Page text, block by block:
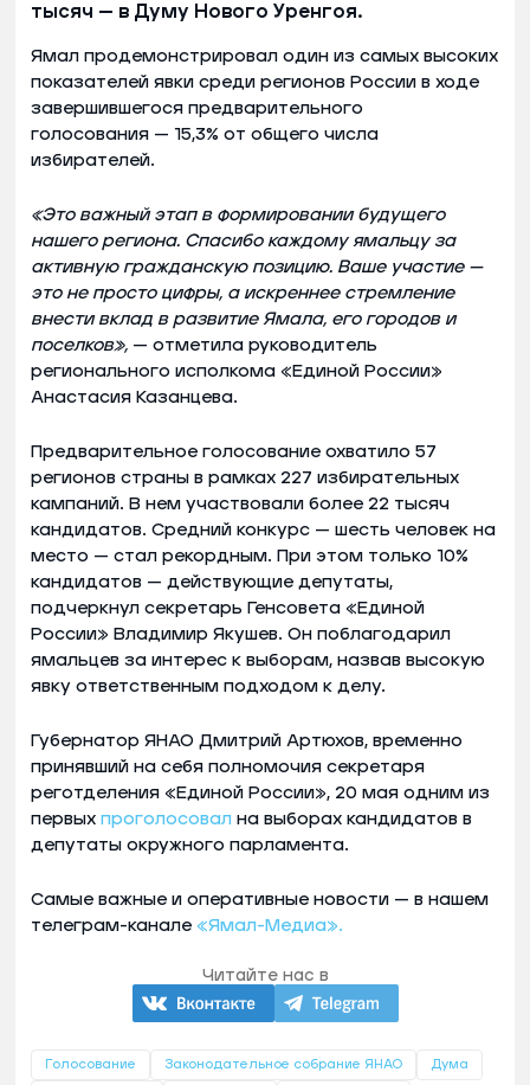
тысяч — в Думу Нового Уренгоя.
Ямал продемонстрировал один из самых высоких
показателей явки среди регионов России в ходе
завершившегося предварительного
голосования — 15,3% от общего числа
избирателей.
«Это важный этап в формировании будущего
нашего региона. Спасибо каждому ямальцу за
активную гражданскую позицию. Ваше участие —
это не просто цифры, а искреннее стремление
внести вклад в развитие Ямала, его городов и
поселков», — отметила руководитель
регионального исполкома «Единой России»
Анастасия Казанцева.
Предварительное голосование охватило 57
регионов страны в рамках 227 избирательных
кампаний. В нем участвовали более 22 тысяч
кандидатов. Средний конкурс — шесть человек на
место — стал рекордным. При этом только 10%
кандидатов — действующие депутаты,
подчеркнул секретарь Генсовета «Единой
России» Владимир Якушев. Он поблагодарил
ямальцев за интерес к выборам, назвав высокую
явку ответственным подходом к делу.
Губернатор ЯНАО Дмитрий Артюхов, временно
принявший на себя полномочия секретаря
реготделения «Единой России», 20 мая одним из
первых проголосовал на выборах кандидатов в
депутаты окружного парламента.
Самые важные и оперативные новости — в нашем
телеграм-канале «Ямал-Медиа».
Читайте нас в
Голосование Законодательное собрание ЯНАО Дума